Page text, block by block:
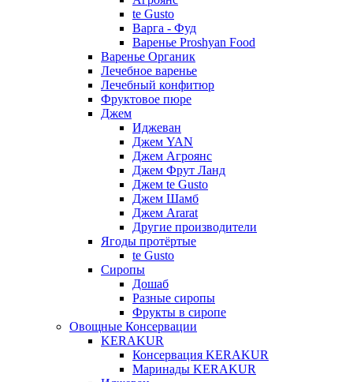
te Gusto
Варга - Фуд
Варенье Proshyan Food
Варенье Органик
Лечебное варенье
Лечебный конфитюр
Фруктовое пюре
Джем
Иджеван
Джем YAN
Джем Агроянс
Джем Фрут Ланд
Джем te Gusto
Джем Шамб
Джем Ararat
Другие производители
Ягоды протёртые
te Gusto
Сиропы
Дошаб
Разные сиропы
Фрукты в сиропе
Овощные Консервации
KERAKUR
Консервация KERAKUR
Маринады KERAKUR